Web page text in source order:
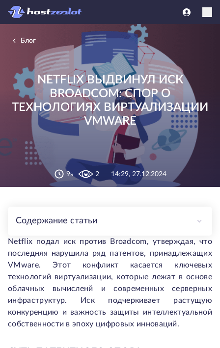
Блог
NETFLIX ВЫДВИНУЛ ИСК
BROADCOM: СПОР О
ТЕХНОЛОГИЯХ ВИРТУАЛИЗАЦИИ
VMWARE
9s 2 14:29, 27.12.2024
Содержание статьи
Netflix подал иск против Broadcom, утверждая, что
последняя нарушила ряд патентов, принадлежащих
VMware. Этот конфликт касается ключевых
технологий виртуализации, которые лежат в основе
облачных вычисленй и современных серверных
инфраструктур. Иск подчеркивает растущую
конкуренцию и важность защиты интеллектуальной
собственности в эпоху цифровых инноваций.